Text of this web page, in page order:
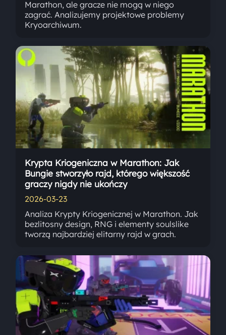
Marathon, ale gracze nie mogą w niego
zagrać. Analizujemy projektowe problemy
Kryoarchiwum.
Krypta Kriogeniczna w Marathon: Jak
Bungie stworzyło rajd, którego większość
graczy nigdy nie ukończy
2026-03-23
Analiza Krypty Kriogenicznej w Marathon. Jak
bezlitosny design, RNG i elementy soulslike
tworzą najbardziej elitarny rajd w grach.